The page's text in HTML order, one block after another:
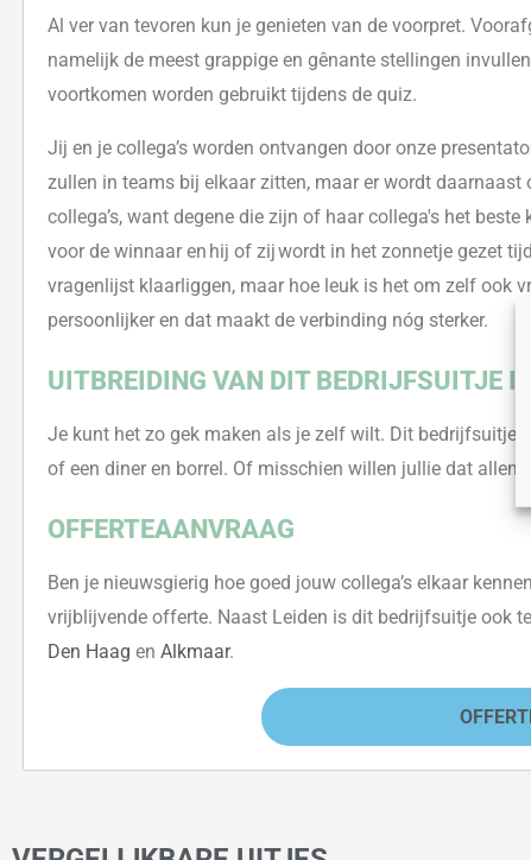
Al ver van tevoren kun je genieten van de voorpret.
namelijk de meest grappige en gênante stellingen
voortkomen worden gebruikt tijdens de quiz.
Jij en je collega’s worden ontvangen door onze
zullen in teams bij elkaar zitten, maar er wordt
collega’s, want degene die zijn of haar collega's het
voor de winnaar en hij of zij wordt in het zonnetje gezet
vragenlijst klaarliggen, maar hoe leuk is het om zelf ook
persoonlijker en dat maakt de verbinding nóg sterker.
UITBREIDING VAN DIT BEDRIJFSUITJE
Je kunt het zo gek maken als je zelf wilt. Dit bedrijfsuitje
of een diner en borrel. Of misschien willen jullie dat
OFFERTEAANVRAAG
Ben je nieuwsgierig hoe goed jouw collega’s elkaar
vrijblijvende offerte. Naast Leiden is dit bedrijfsuitje ook
Den Haag en Alkmaar.